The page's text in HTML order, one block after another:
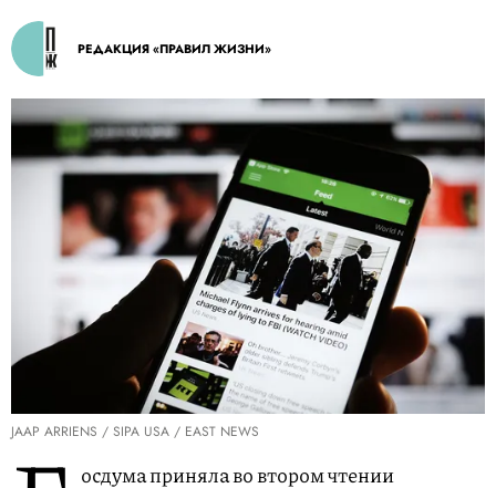
РЕДАКЦИЯ «ПРАВИЛ ЖИЗНИ»
JAAP ARRIENS / SIPA USA / EAST NEWS
осдума приняла во втором чтении